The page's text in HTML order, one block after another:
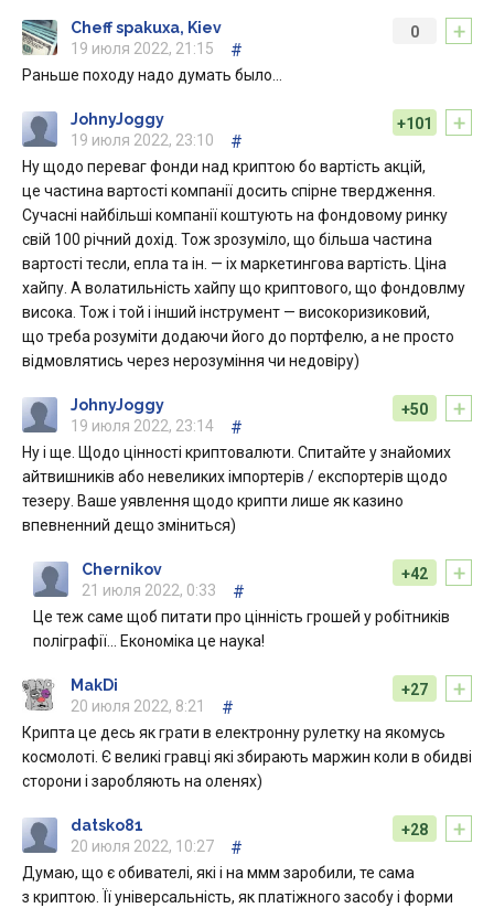
+
0
Cheff spakuxa, Kiev
19 июля 2022, 21:15
#
Раньше походу надо думать было…
+
+101
JohnyJoggy
19 июля 2022, 23:10
#
Ну щодо переваг фонди над криптою бо вартість акцій,
це частина вартості компанії досить спірне твердження.
Сучасні найбільші компанії коштують на фондовому ринку
свій 100 річний дохід. Тож зрозуміло, що більша частина
вартості тесли, епла та ін. — іх маркетингова вартість. Ціна
хайпу. А волатильність хайпу що криптового, що фондовлму
висока. Тож і той і інший інструмент — високоризиковий,
що треба розуміти додаючи його до портфелю, а не просто
відмовлятись через нерозуміння чи недовіру)
+
+50
JohnyJoggy
19 июля 2022, 23:14
#
Ну і ще. Щодо цінності криптовалюти. Спитайте у знайомих
айтвишників або невеликих імпортерів / експортерів щодо
тезеру. Ваше уявлення щодо крипти лише як казино
впевненний дещо зміниться)
+
+42
Chernikov
21 июля 2022, 0:33
#
Це теж саме щоб питати про цінність грошей у робітників
поліграфії… Економіка це наука!
+
+27
MakDi
20 июля 2022, 8:21
#
Крипта це десь як грати в електронну рулетку на якомусь
космолоті. Є великі гравці які збирають маржин коли в обидві
сторони і заробляють на оленях)
+
+28
datsko81
20 июля 2022, 10:27
#
Думаю, що є обивателі, які і на ммм заробили, те сама
з криптою. Її універсальність, як платіжного засобу і форми